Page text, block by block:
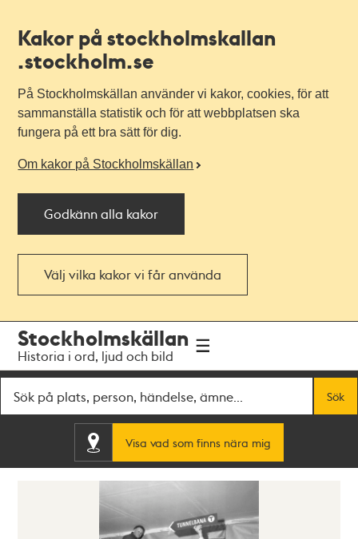
Kakor på stockholmskallan
.stockholm.se
På Stockholmskällan använder vi kakor, cookies, för att
sammanställa statistik och för att webbplatsen ska
fungera på ett bra sätt för dig.
Om kakor på Stockholmskällan
Godkänn alla kakor
Välj vilka kakor vi får använda
navigationen
huvudinnehållet
Stockholmskällan
Historia i ord, ljud och bild
Sök
Visa vad som finns nära mig